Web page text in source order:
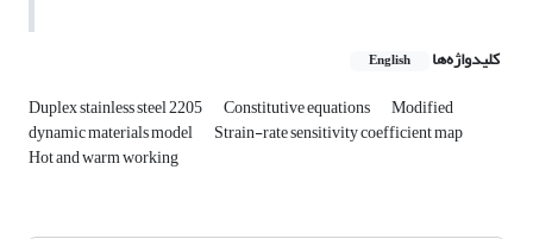
کلیدواژه‌ها English
Duplex stainless steel 2205 Constitutive equations Modified
dynamic materials model Strain-rate sensitivity coefficient map
Hot and warm working